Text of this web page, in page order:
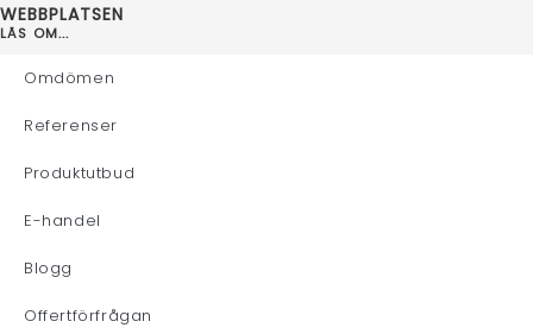
WEBBPLATSEN
LÄS OM...
Omdömen
Referenser
Produktutbud
E-handel
Blogg
Offertförfrågan